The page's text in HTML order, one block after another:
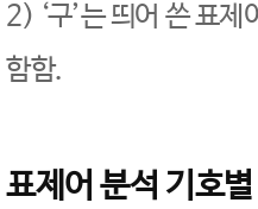
2) ‘구’는 띄어 쓴 표
함함.
표제어 분석 기호